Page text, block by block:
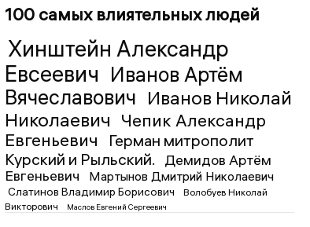
100 самых влиятельных людей
Хинштейн Александр
Евсеевич Иванов Артём
Вячеславович Иванов Николай
Николаевич Чепик Александр
Евгеньевич
Герман митрополит
Курский и Рыльский.
Демидов Артём
Евгеньевич
Мартынов Дмитрий Николаевич
Слатинов Владимир Борисович
Волобуев Николай
Викторович
Маслов Евгений Сергеевич